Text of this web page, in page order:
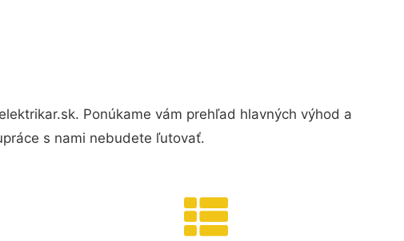
Ponúkame vám prehľad hlavných výhod a
s nami nebudete ľutovať.